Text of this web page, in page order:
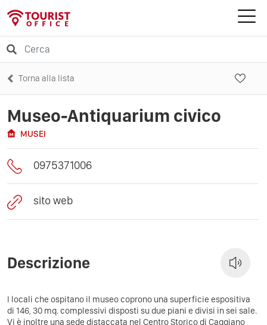
Torna alla lista
Museo-Antiquarium civico
MUSEI
0975371006
sito web
Descrizione
I locali che ospitano il museo coprono una superficie espositiva
di 146, 30 mq. complessivi disposti su due piani e divisi in sei sale.
Vi è inoltre una sede distaccata nel Centro Storico di Caggiano